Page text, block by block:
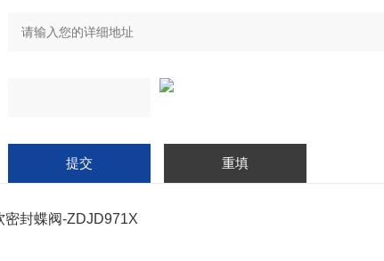
密封蝶阀-ZDJD971X